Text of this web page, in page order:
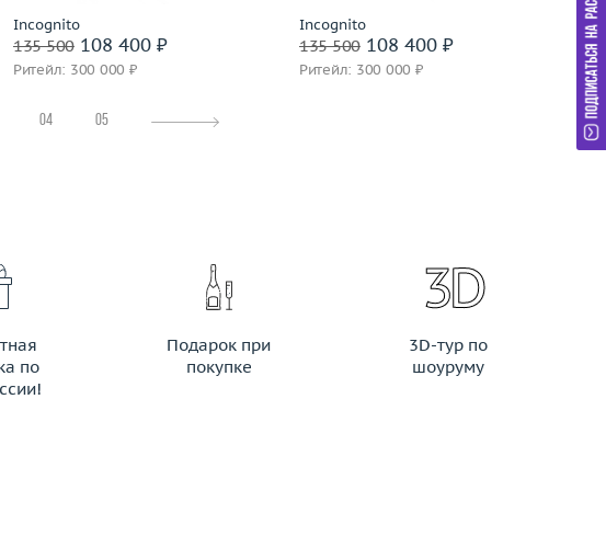
Incognito
135 500108 400 ₽
Ритейл: 300 000 ₽
Incognito
135 500108 400 ₽
Ритейл: 300 000 ₽
04 05
по
Подарок при
покупке
3D-тур по
шоуруму